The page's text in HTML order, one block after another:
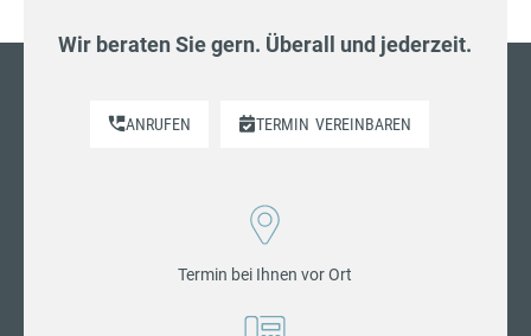
Wir beraten Sie gern. Überall und jederzeit.
ANRUFEN TERMIN VEREINBAREN
Termin bei Ihnen vor Ort